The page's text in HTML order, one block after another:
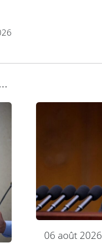
06 août 2026